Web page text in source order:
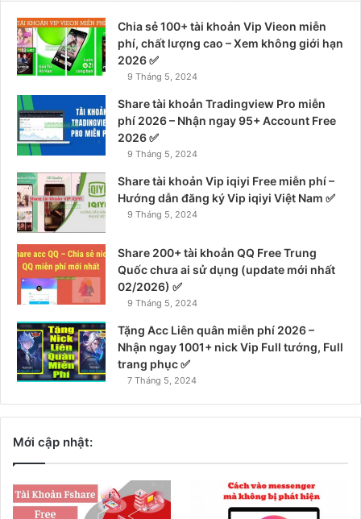
Chia sẻ 100+ tài khoản Vip Vieon miễn
phí, chất lượng cao – Xem không giới hạn
2026 ✅
9 Tháng 5, 2024
Share tài khoản Tradingview Pro miễn
phí 2026 – Nhận ngay 95+ Account Free
2026 ✅
9 Tháng 5, 2024
Share tài khoản Vip iqiyi Free miễn phí –
Hướng dẫn đăng ký Vip iqiyi Việt Nam ✅
9 Tháng 5, 2024
Share 200+ tài khoản QQ Free Trung
Quốc chưa ai sử dụng (update mới nhất
02/2026) ✅
9 Tháng 5, 2024
Tặng Acc Liên quân miễn phí 2026 –
Nhận ngay 1001+ nick Vip Full tướng, Full
trang phục ✅
7 Tháng 5, 2024
Mới cập nhật: